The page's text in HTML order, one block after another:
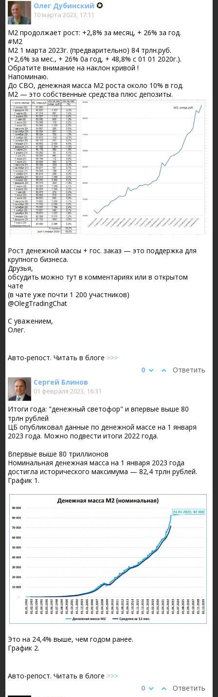
Олег Дубинский
10 марта 2023, 17:11
М2 продолжает рост: +2,8% за месяц, + 26% за год.
#М2
М2 1 марта 2023г. (предварительно) 84 трлн.руб.
(+2,6% за мес., + 26% 0а год, + 48,8% с 01 01 2020г.).
Обратите внимание на наклон кривой !
Напоминаю.
До СВО, денежная масса М2 роста около 10% в год.
М2 — это собственные средства плюс депозиты.
Рост денежной массы + гос. заказ — это поддержка для
крупного бизнеса.
Друзья,
обсудить можно тут в комментариях или в открытом
чате
(в чате уже почти 1 200 участников)
@OlegTradingChat
С уважением,
Олег.
Авто-репост. Читать в блоге >>>
Ответить
0
Сергей Блинов
01 февраля 2023, 16:31
Итоги года: "денежный светофор" и впервые выше 80
трлн рублей
ЦБ опубликовал данные по денежной массе на 1 января
2023 года. Можно подвести итоги 2022 года.
Впервые выше 80 триллионов
Номинальная денежная масса на 1 января 2023 года
достигла исторического максимума — 82,4 трлн рублей.
График 1.
Это на 24,4% выше, чем годом ранее.
График 2.
Авто-репост. Читать в блоге >>>
Ответить
0